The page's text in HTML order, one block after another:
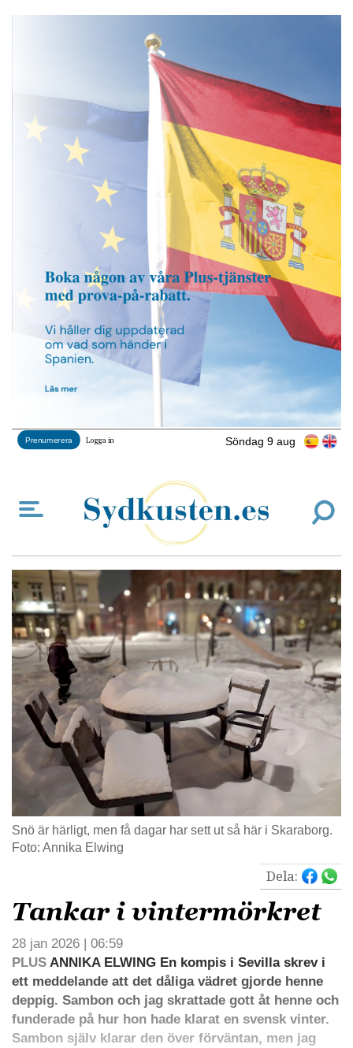
Söndag 9 aug
Prenumerera Logga in
Snö är härligt, men få dagar har sett ut så här i Skaraborg.
Foto: Annika Elwing
Dela:
Tankar i vintermörkret
28 jan 2026 | 06:59
PLUS ANNIKA ELWING En kompis i Sevilla skrev i
ett meddelande att det dåliga vädret gjorde henne
deppig. Sambon och jag skrattade gott åt henne och
funderade på hur hon hade klarat en svensk vinter.
Sambon själv klarar den över förväntan, men jag